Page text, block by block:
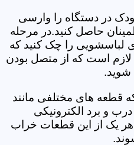
در دستگاه را وارسی
حاصل کنید.در مرحله
لباسشویی را چک کنید که
لازم است که از متصل بودن
شوید.
قطعه های مختلفی مانند
و برد الکترونیکی
یک از این قطعات خراب